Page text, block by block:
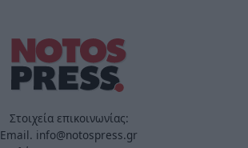
Στοιχεία επικοινωνίας:
Email. info@notospress.gr